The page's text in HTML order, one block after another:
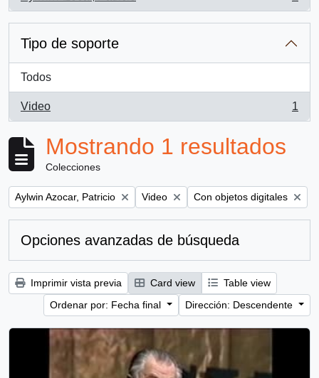
, 1 resultados
Tipo de soporte
Todos
Video
, 1 resultados
1
Mostrando 1 resultados
Colecciones
Remove filter:
Aylwin Azocar, Patricio Remove filter:
Video Remove filter:
Con objetos digitales
Opciones avanzadas de búsqueda
Imprimir vista previa Card view
Table view
Ordenar por: Fecha final
Dirección: Descendente